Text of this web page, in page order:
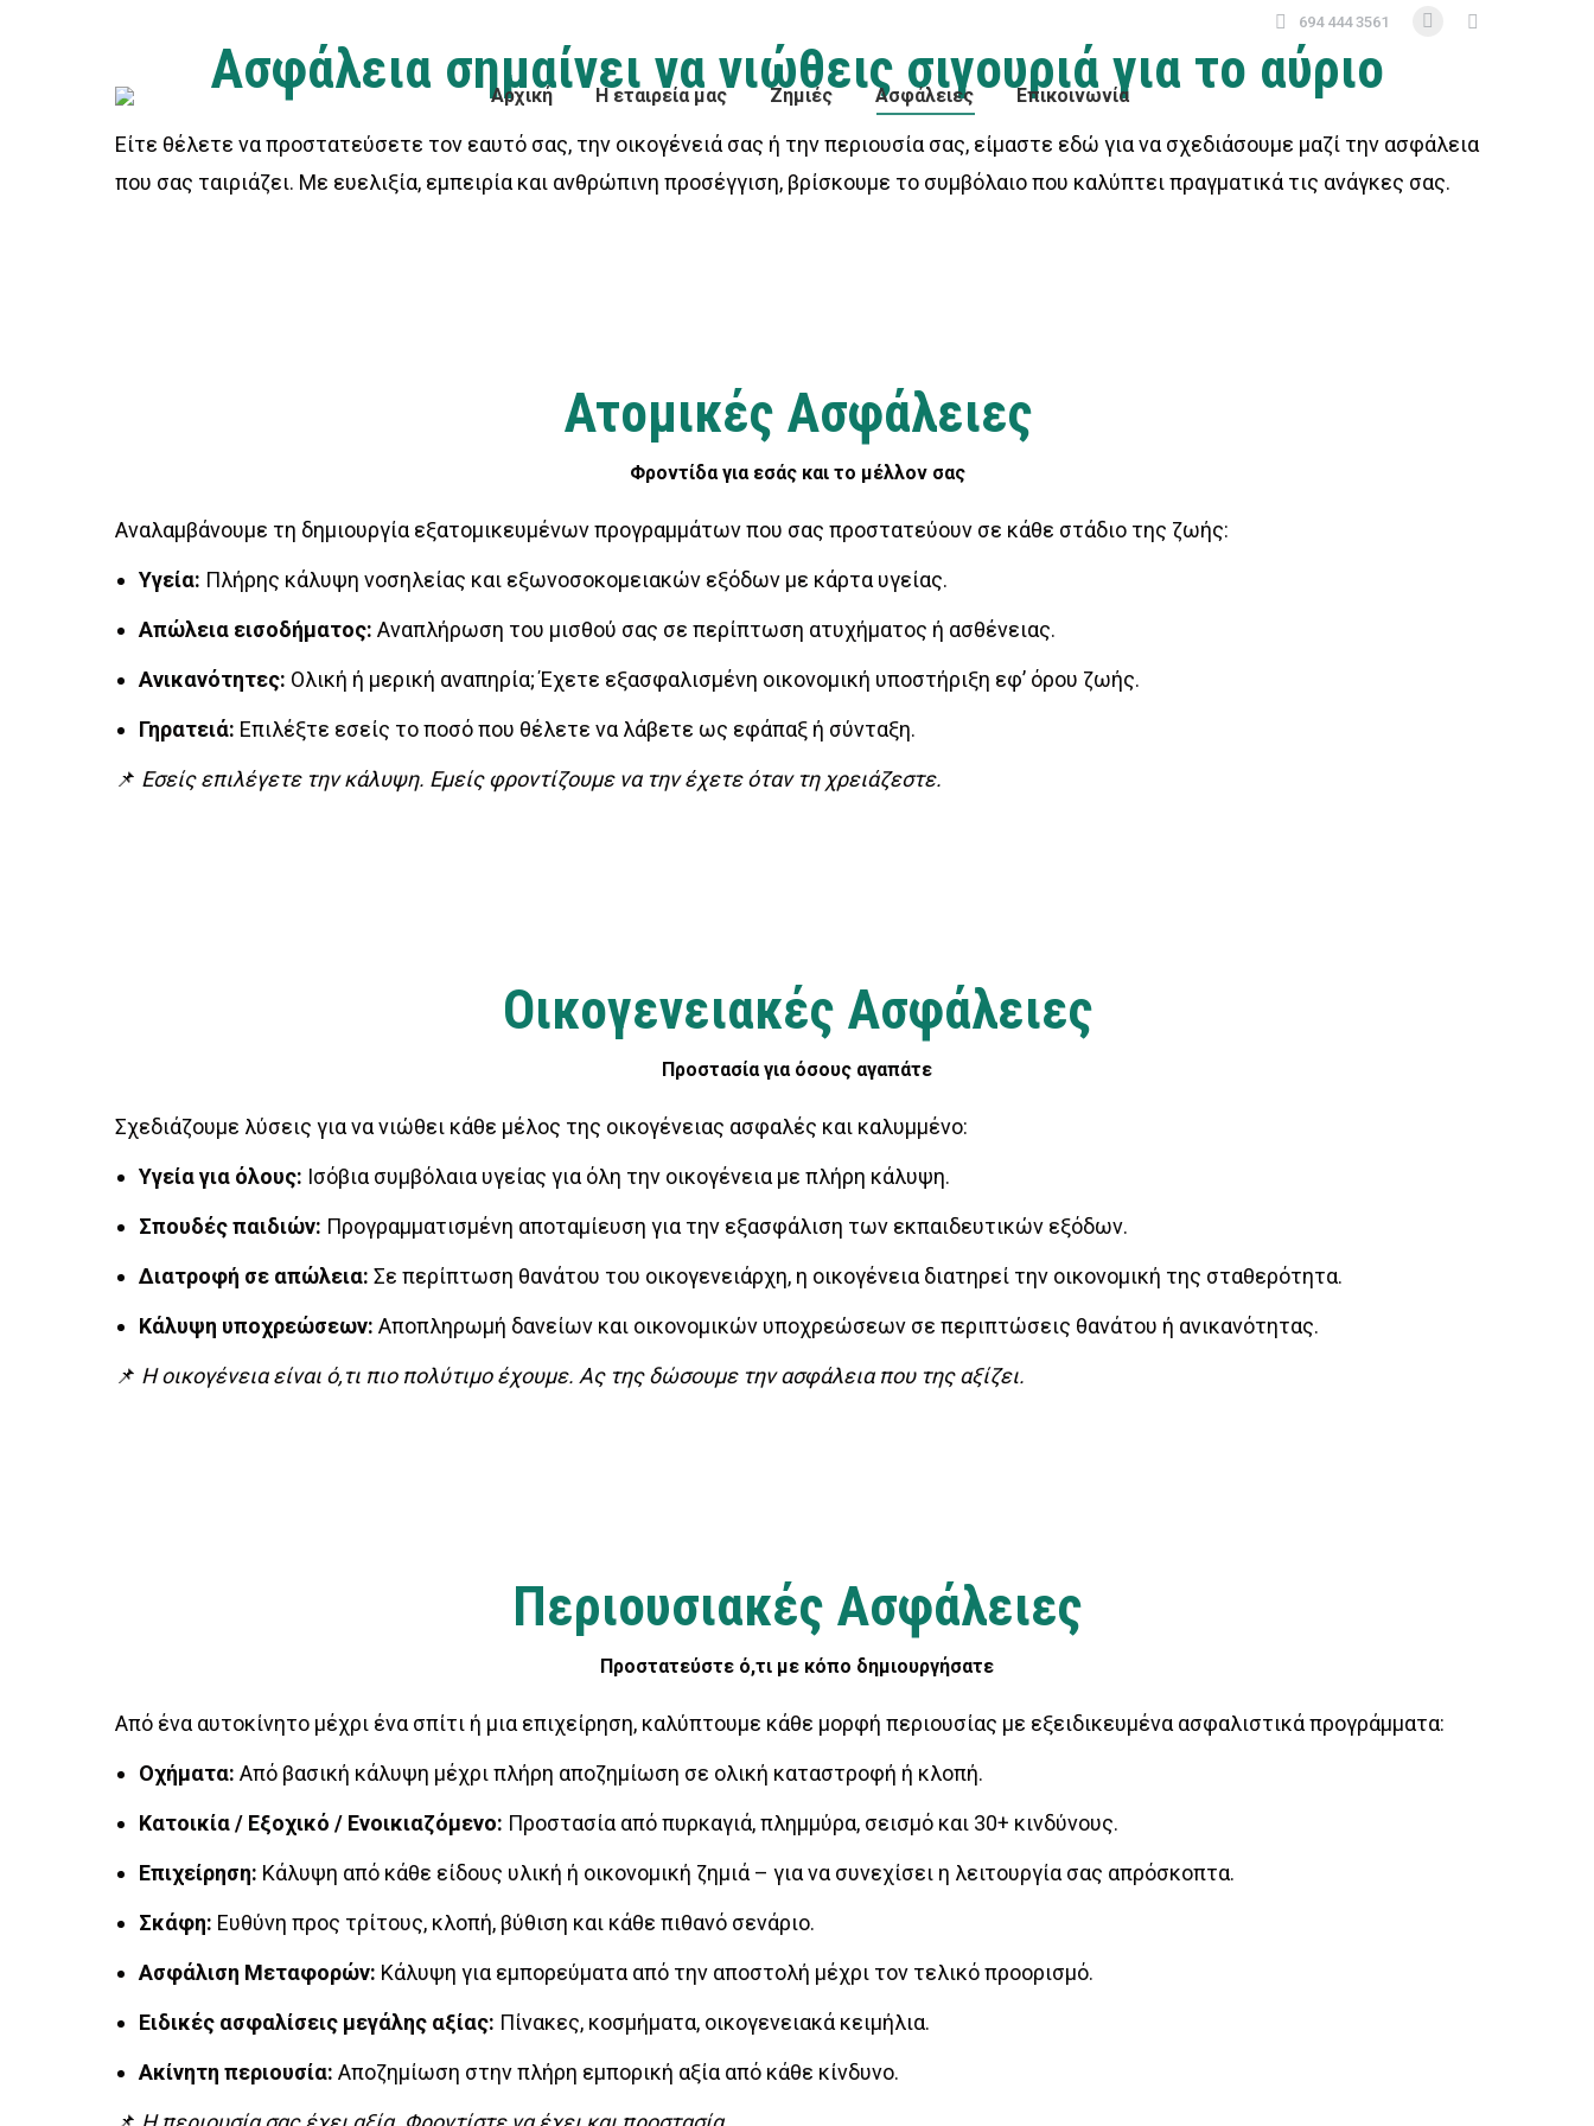
694 444 3561
Facebook
new
window
Search:
Αρχική Η εταιρεία μας Ζημιές Ασφάλειες Επικοινωνία
Ασφάλεια σημαίνει να νιώθεις σιγουριά για το αύριο
Είτε θέλετε να προστατεύσετε τον εαυτό σας, την οικογένειά σας ή την περιουσία σας, είμαστε εδώ για να σχεδιάσουμε μαζί την ασφάλεια
που σας ταιριάζει. Με ευελιξία, εμπειρία και ανθρώπινη προσέγγιση, βρίσκουμε το συμβόλαιο που καλύπτει πραγματικά τις ανάγκες σας.
Ατομικές Ασφάλειες
Φροντίδα για εσάς και το μέλλον σας
Αναλαμβάνουμε τη δημιουργία εξατομικευμένων προγραμμάτων που σας προστατεύουν σε κάθε στάδιο της ζωής:
Υγεία: Πλήρης κάλυψη νοσηλείας και εξωνοσοκομειακών εξόδων με κάρτα υγείας.
Απώλεια εισοδήματος: Αναπλήρωση του μισθού σας σε περίπτωση ατυχήματος ή ασθένειας.
Ανικανότητες: Ολική ή μερική αναπηρία; Έχετε εξασφαλισμένη οικονομική υποστήριξη εφ’ όρου ζωής.
Γηρατειά: Επιλέξτε εσείς το ποσό που θέλετε να λάβετε ως εφάπαξ ή σύνταξη.
📌 Εσείς επιλέγετε την κάλυψη. Εμείς φροντίζουμε να την έχετε όταν τη χρειάζεστε.
Οικογενειακές Ασφάλειες
Προστασία για όσους αγαπάτε
Σχεδιάζουμε λύσεις για να νιώθει κάθε μέλος της οικογένειας ασφαλές και καλυμμένο:
Υγεία για όλους: Ισόβια συμβόλαια υγείας για όλη την οικογένεια με πλήρη κάλυψη.
Σπουδές παιδιών: Προγραμματισμένη αποταμίευση για την εξασφάλιση των εκπαιδευτικών εξόδων.
Διατροφή σε απώλεια: Σε περίπτωση θανάτου του οικογενειάρχη, η οικογένεια διατηρεί την οικονομική της σταθερότητα.
Κάλυψη υποχρεώσεων: Αποπληρωμή δανείων και οικονομικών υποχρεώσεων σε περιπτώσεις θανάτου ή ανικανότητας.
📌 Η οικογένεια είναι ό,τι πιο πολύτιμο έχουμε. Ας της δώσουμε την ασφάλεια που της αξίζει.
Περιουσιακές Ασφάλειες
Προστατεύστε ό,τι με κόπο δημιουργήσατε
Από ένα αυτοκίνητο μέχρι ένα σπίτι ή μια επιχείρηση, καλύπτουμε κάθε μορφή περιουσίας με εξειδικευμένα ασφαλιστικά προγράμματα:
Οχήματα: Από βασική κάλυψη μέχρι πλήρη αποζημίωση σε ολική καταστροφή ή κλοπή.
Κατοικία / Εξοχικό / Ενοικιαζόμενο: Προστασία από πυρκαγιά, πλημμύρα, σεισμό και 30+ κινδύνους.
Επιχείρηση: Κάλυψη από κάθε είδους υλική ή οικονομική ζημιά – για να συνεχίσει η λειτουργία σας απρόσκοπτα.
Σκάφη: Ευθύνη προς τρίτους, κλοπή, βύθιση και κάθε πιθανό σενάριο.
Ασφάλιση Μεταφορών: Κάλυψη για εμπορεύματα από την αποστολή μέχρι τον τελικό προορισμό.
Ειδικές ασφαλίσεις μεγάλης αξίας: Πίνακες, κοσμήματα, οικογενειακά κειμήλια.
Ακίνητη περιουσία: Αποζημίωση στην πλήρη εμπορική αξία από κάθε κίνδυνο.